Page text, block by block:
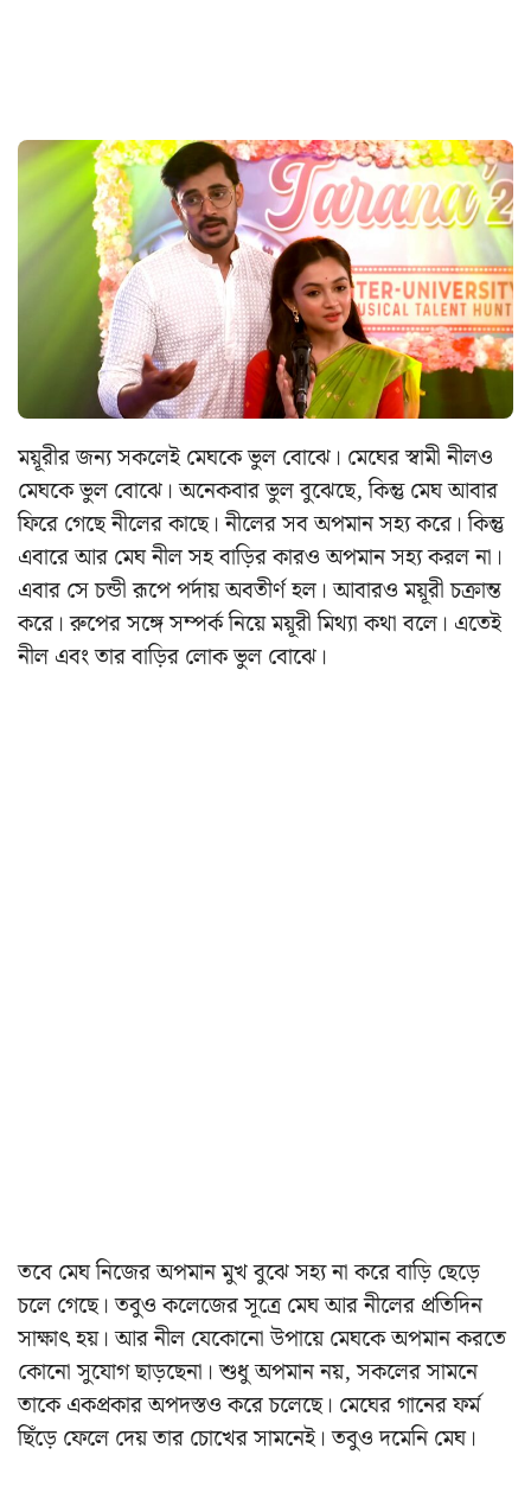
ময়ূরীর জন্য সকলেই মেঘকে ভুল বোঝে। মেঘের স্বামী নীলও
মেঘকে ভুল বোঝে। অনেকবার ভুল বুঝেছে, কিন্তু মেঘ আবার
ফিরে গেছে নীলের কাছে। নীলের সব অপমান সহ্য করে। কিন্তু
এবারে আর মেঘ নীল সহ বাড়ির কারও অপমান সহ্য করল না।
এবার সে চন্ডী রূপে পর্দায় অবতীর্ণ হল। আবারও ময়ূরী চক্রান্ত
করে। রুপের সঙ্গে সম্পর্ক নিয়ে ময়ূরী মিথ্যা কথা বলে। এতেই
নীল এবং তার বাড়ির লোক ভুল বোঝে।
তবে মেঘ নিজের অপমান মুখ বুঝে সহ্য না করে বাড়ি ছেড়ে
চলে গেছে। তবুও কলেজের সূত্রে মেঘ আর নীলের প্রতিদিন
সাক্ষাৎ হয়। আর নীল যেকোনো উপায়ে মেঘকে অপমান করতে
কোনো সুযোগ ছাড়ছেনা। শুধু অপমান নয়, সকলের সামনে
তাকে একপ্রকার অপদস্তও করে চলেছে। মেঘের গানের ফর্ম
ছিঁড়ে ফেলে দেয় তার চোখের সামনেই। তবুও দমেনি মেঘ।